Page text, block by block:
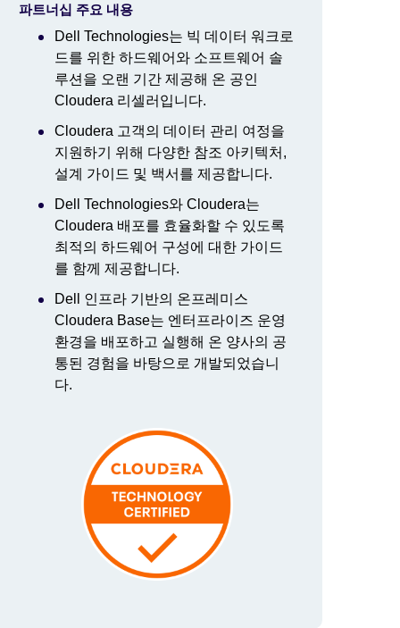
파트너십 주요 내용
Dell Technologies는 빅 데이터 워크로
드를 위한 하드웨어와 소프트웨어 솔
루션을 오랜 기간 제공해 온 공인
Cloudera 리셀러입니다.
Cloudera 고객의 데이터 관리 여정을
지원하기 위해 다양한 참조 아키텍처,
설계 가이드 및 백서를 제공합니다.
Dell Technologies와 Cloudera는
Cloudera 배포를 효율화할 수 있도록
최적의 하드웨어 구성에 대한 가이드
를 함께 제공합니다.
Dell 인프라 기반의 온프레미스
Cloudera Base는 엔터프라이즈 운영
환경을 배포하고 실행해 온 양사의 공
통된 경험을 바탕으로 개발되었습니
다.